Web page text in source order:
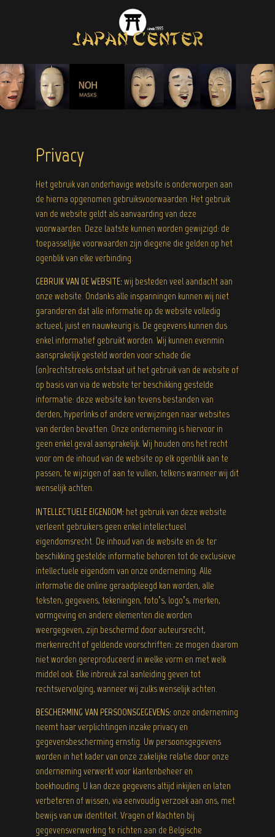
Privacy
Het gebruik van onderhavige website is onderworpen aan
de hierna opgenomen gebruiksvoorwaarden. Het gebruik
van de website geldt als aanvaarding van deze
voorwaarden. Deze laatste kunnen worden gewijzigd: de
toepasselijke voorwaarden zijn diegene die gelden op het
ogenblik van elke verbinding.
GEBRUIK VAN DE WEBSITE: wij besteden veel aandacht aan
onze website. Ondanks alle inspanningen kunnen wij niet
garanderen dat alle informatie op de website volledig
actueel, juist en nauwkeurig is. De gegevens kunnen dus
enkel informatief gebruikt worden. Wij kunnen evenmin
aansprakelijk gesteld worden voor schade die
(on)rechtstreeks ontstaat uit het gebruik van de website of
op basis van via de website ter beschikking gestelde
informatie: deze website kan tevens bestanden van
derden, hyperlinks of andere verwijzingen naar websites
van derden bevatten. Onze onderneming is hiervoor in
geen enkel geval aansprakelijk. Wij houden ons het recht
voor om de inhoud van de website op elk ogenblik aan te
passen, te wijzigen of aan te vullen, telkens wanneer wij dit
wenselijk achten.
INTELLECTUELE EIGENDOM: het gebruik van deze website
verleent gebruikers geen enkel intellectueel
eigendomsrecht. De inhoud van de website en de ter
beschikking gestelde informatie behoren tot de exclusieve
intellectuele eigendom van onze onderneming. Alle
informatie die online geraadpleegd kan worden, alle
teksten, gegevens, tekeningen, foto’s, logo’s, merken,
vormgeving en andere elementen die worden
weergegeven, zijn beschermd door auteursrecht,
merkenrecht of geldende voorschriften: ze mogen daarom
niet worden gereproduceerd in welke vorm en met welk
middel ook. Elke inbreuk zal aanleiding geven tot
rechtsvervolging, wanneer wij zulks wenselijk achten.
BESCHERMING VAN PERSOONSGEGEVENS: onze onderneming
neemt haar verplichtingen inzake privacy en
gegevensbescherming ernstig. Uw persoonsgegevens
worden in het kader van onze zakelijke relatie door onze
onderneming verwerkt voor klantenbeheer en
boekhouding. U kan deze gegevens altijd inkijken en laten
verbeteren of wissen, via eenvoudig verzoek aan ons, met
bewijs van uw identiteit. Vragen of klachten bij
gegevensverwerking te richten aan de Belgische